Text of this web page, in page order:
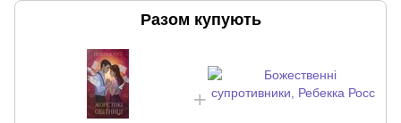
Разом купують